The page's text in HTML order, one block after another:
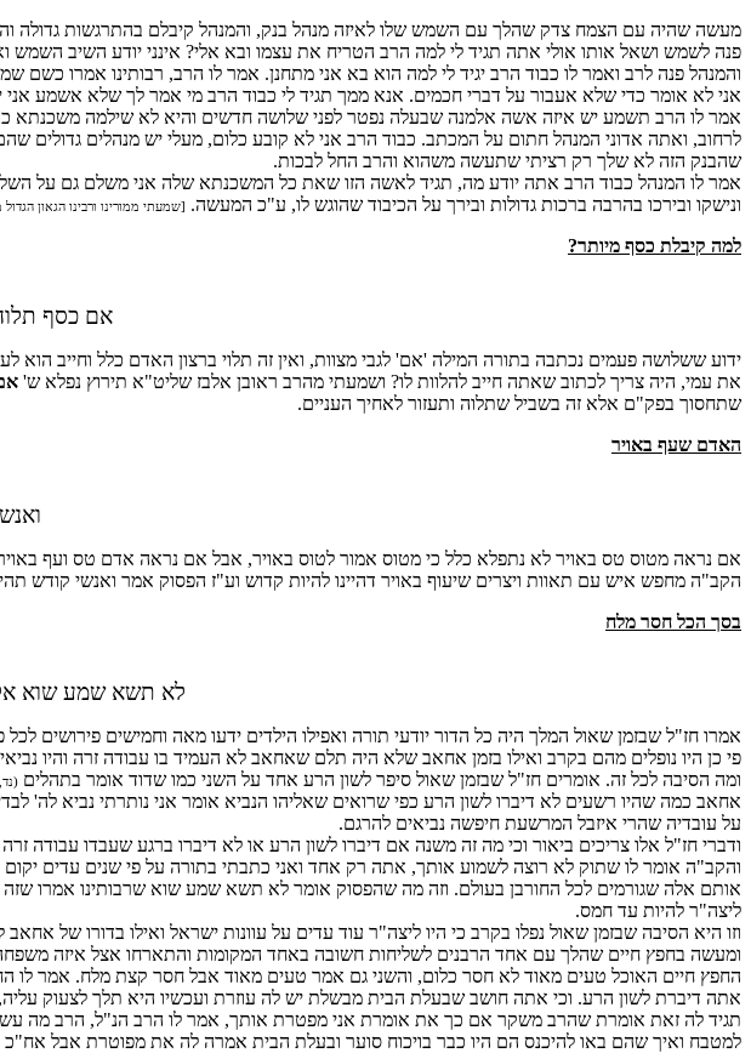
מעשה שהיה עם הצמח צדק שהלך עם השמש שלו לאיזה מנהל בנק, והמנהל קיבלם בהתרגשות גדולה
פנה לשמש ושאל אותו אולי אתה תגיד לי למה הרב הטריח את עצמו ובא אלי? אינני יודע השיב
והמנהל פנה לרב ואמר לו כבוד הרב יגיד לי למה הוא בא אני מתחנן. אמר לו הרב, רבותינו אמרו
אני לא אומר כדי שלא אעבור על דברי חכמים. אנא ממך תגיד לי כבוד הרב מי אמר לך שלא אשמע אני
אמר לו הרב תשמע יש איזה אשה אלמנה שבעלה נפטר לפני שלושה חדשים והיא לא שילמה
לרחוב, ואתה אדוני המנהל חתום על המכתב. כבוד הרב אני לא קובע כלום, מעלי יש מנהלים גדולים
שהבנק הזה לא שלך רק רציתי שתעשה משהוא והרב החל לבכות.
אמר לו המנהל כבוד הרב אתה יודע מה, תגיד לאשה הזו שאת כל המשכנתא שלה אני משלם גם על
ונישקו ובירכו בהרבה ברכות גדולות ובירך על הכיבוד שהוגש לו, ע"כ המעשה. [שמעתי ממורינו ורבינו הגאון
למה קיבלת כסף מיותר?
אם כסף
ידוע ששלושה פעמים נכתבה בתורה המילה 'אם' לגבי מצוות, ואין זה תלוי ברצון האדם כלל וחייב
את עמי, היה צריך לכתוב שאתה חייב להלוות לו? ושמעתי מהרב ראובן אלבז שליט"א תירוץ נפלא ש'
שתחסוך בפק"ם אלא זה בשביל שתלוה ותעזור לאחיך העניים.
האדם שעף באויר
אם נראה מטוס טס באויר לא נתפלא כלל כי מטוס אמור לטוס באויר, אבל אם נראה אדם טס ועף
הקב"ה מחפש איש עם תאוות ויצרים שיעוף באויר דהיינו להיות קדוש וע"ז הפסוק אמר ואנשי
בסך הכל חסר מלח
לא תשא שמע שוא
אמרו חז"ל שבזמן שאול המלך היה כל הדור יודעי תורה ואפילו הילדים ידעו מאה וחמישים פירושים
פי כן היו נופלים מהם בקרב ואילו בזמן אחאב שלא היה תלם שאחאב לא העמיד בו עבודה זרה והיו
ומה הסיבה לכל זה. אומרים חז"ל שבזמן שאול סיפר לשון הרע אחד על השני כמו שדוד אומר בתהלים
אחאב כמה שהיו רשעים לא דיברו לשון הרע כפי שרואים שאליהו הנביא אומר אני נותרתי נביא לה'
על עובדיה שהרי איזבל המרשעת חיפשה נביאים להרגם.
ודברי חז"ל אלו צריכים ביאור וכי מה זה משנה אם דיברו לשון הרע או לא דיברו ברגע שעבדו עבודה
והקב"ה אומר לו שתוק לא רוצה לשמוע אותך, אתה רק אחד ואני כתבתי בתורה על פי שנים עדים
אותם אלה שגורמים לכל החורבן בעולם. וזה מה שהפסוק אומר לא תשא שמע שוא שרבותינו
ליצה"ר להיות עד חמס.
וזו היא הסיבה שבזמן שאול נפלו בקרב כי היו ליצה"ר עוד עדים על עוונות ישראל ואילו בדורו של
ומעשה בחפץ חיים שהלך עם אחד הרבנים לשליחות חשובה באחד המקומות והתארחו אצל איזה
החפץ חיים האוכל טעים מאוד לא חסר כלום, והשני גם אמר טעים מאוד אבל חסר קצת מלח. אמר לו
אתה דיברת לשון הרע. וכי אתה חושב שבעלת הבית מבשלת יש לה עוזרת ועכשיו היא תלך לצעוק
תגיד לה זאת אומרת שהרב משקר אם כך את אומרת אני מפטרת אותך, אמר לו הרב הנ"ל, הרב מה
למטבח ואיך שהם באו להיכנס הם היו כבר בויכוח סוער ובעלת הבית אמרה לה את מפוטרת אבל